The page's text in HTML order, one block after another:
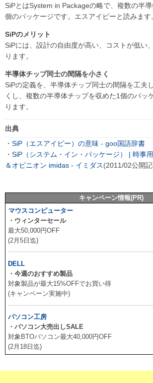
SiPとはSystem in Packageの略で、複数の半
個のパッケージです。エスアイピーと読みます
SiPのメリット
SiPには、設計の自由度が高い、コストが低い
ります。
半導体チップ同士の間隔を小さく
SiPの定義を、半導体チップ同士の間隔を工夫
くし、複数の半導体チップを収めた1個のパッ
ります。
出典
・ SiP（エスアイピー）の意味 - goo国語辞書
・ SiP（システム・イン・パッケージ） | 時事
＆オピニオン imidas - イミダス(2011/02公開
キャンペーン情報(PR)
マウスコンピューター
・ウィンターセール
最大50,000円OFF
(2月5日迄)
DELL
・今週のおすすめ製品
対象製品が最大15%OFFでお買い得
(キャンペーン実施中)
パソコン工房
・パソコン大売出しSALE
対象BTOパソコン最大40,000円OFF
(2月18日迄)